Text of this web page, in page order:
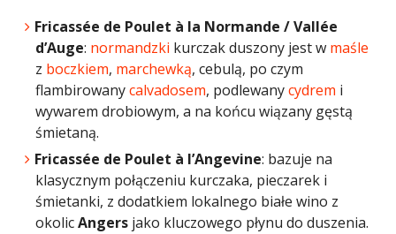
Fricassée de Poulet à la Normande / Vallée
d’Auge: normandzki kurczak duszony jest w maśle
z boczkiem, marchewką, cebulą, po czym
flambirowanycalvadosem, podlewanycydrem i
wywarem drobiowym, a na końcu wiązany gęstą
śmietaną.
Fricassée de Poulet à l’Angevine: bazuje na
klasycznym połączeniu kurczaka, pieczarek i
śmietanki, z dodatkiem lokalnego białe wino z
okolicAngers jako kluczowego płynu do duszenia.